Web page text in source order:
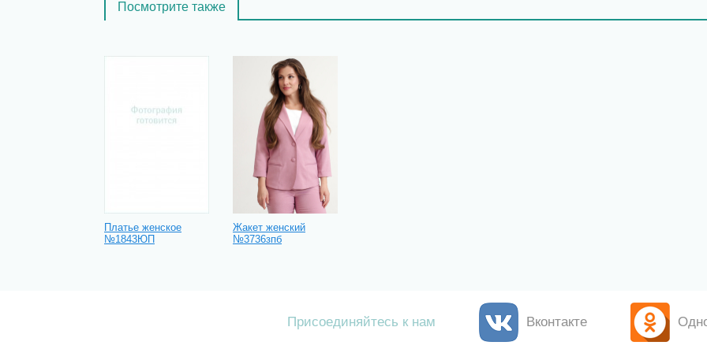
Посмотрите также
Платье женское
№1843ЮП
Жакет женский
№3736зпб
Присоединяйтесь к нам Вконтакте